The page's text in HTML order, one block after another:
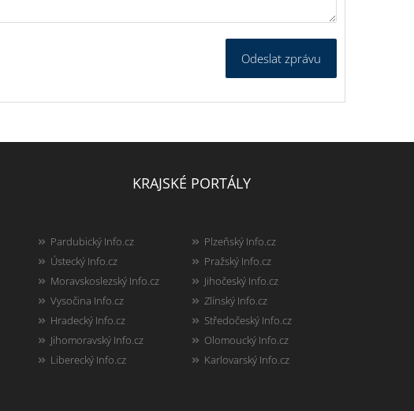
Odeslat zprávu
KRAJSKÉ PORTÁLY
Pardubický Info.cz
Ústecký Info.cz
Moravskoslezský Info.cz
Vysočina Info.cz
Hradecký Info.cz
Jihomoravský Info.cz
Liberecký Info.cz
Plzeňský Info.cz
Pražský Info.cz
Jihočeský Info.cz
Zlínský Info.cz
Středočeský Info.cz
Olomoucký Info.cz
Karlovarský Info.cz